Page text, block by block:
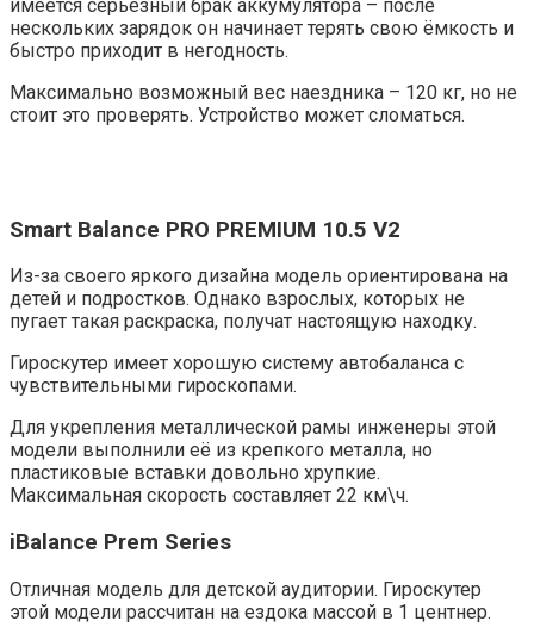
имеется серьёзный брак аккумулятора – после
нескольких зарядок он начинает терять свою ёмкость и
быстро приходит в негодность.
Максимально возможный вес наездника – 120 кг, но не
стоит это проверять. Устройство может сломаться.
Smart Balance PRO PREMIUM 10.5 V2
Из-за своего яркого дизайна модель ориентирована на
детей и подростков. Однако взрослых, которых не
пугает такая раскраска, получат настоящую находку.
Гироскутер имеет хорошую систему автобаланса с
чувствительными гироскопами.
Для укрепления металлической рамы инженеры этой
модели выполнили её из крепкого металла, но
пластиковые вставки довольно хрупкие.
Максимальная скорость составляет 22 км\ч.
iBalance Prem Series
Отличная модель для детской аудитории. Гироскутер
этой модели рассчитан на ездока массой в 1 центнер.